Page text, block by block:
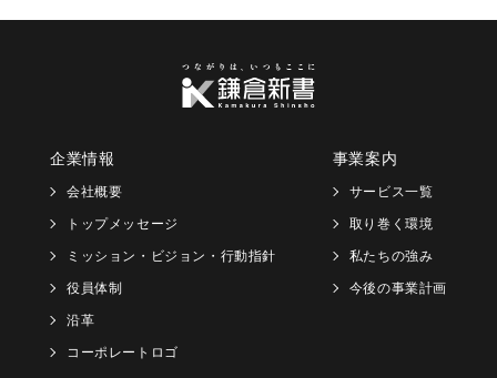
企業情報
会社概要
トップメッセージ
ミッション・ビジョン・行動指針
役員体制
沿革
コーポレートロゴ
事業案内
サービス一覧
取り巻く環境
私たちの強み
今後の事業計画